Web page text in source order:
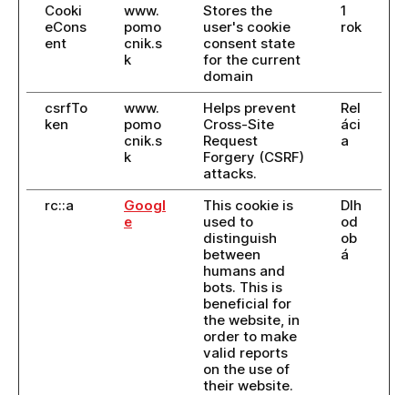
Cooki
eCons
ent
www.
pomo
cnik.s
k
Stores the
user's cookie
consent state
for the current
domain
1
rok
csrfTo
ken
www.
pomo
cnik.s
k
Helps prevent
Cross-Site
Request
Forgery (CSRF)
attacks.
Rel
áci
a
rc::a
Googl
e
This cookie is
used to
distinguish
between
humans and
bots. This is
beneficial for
the website, in
order to make
valid reports
on the use of
their website.
Dlh
od
ob
á